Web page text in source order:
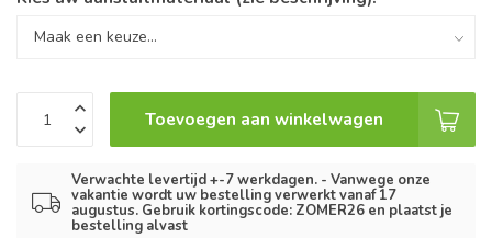
Toevoegen aan winkelwagen
Verwachte levertijd +-7 werkdagen. - Vanwege onze
vakantie wordt uw bestelling verwerkt vanaf 17
augustus. Gebruik kortingscode: ZOMER26 en plaatst je
bestelling alvast